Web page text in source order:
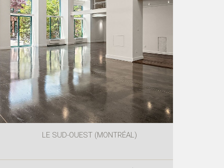
LE SUD-OUEST (MONTRÉAL)